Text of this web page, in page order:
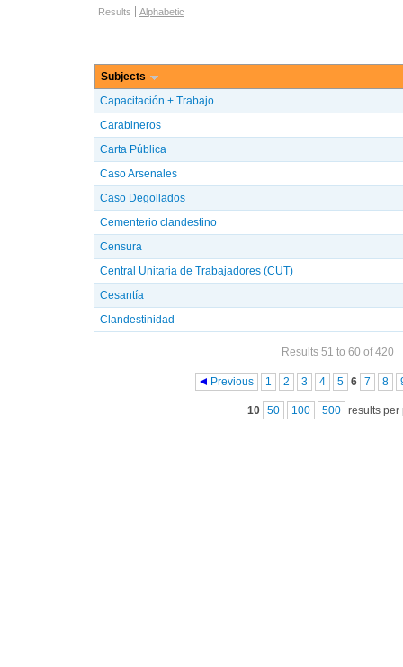
Browse options
Results Alphabetic
Subjects
Capacitación + Trabajo
Carabineros
Carta Pública
Caso Arsenales
Caso Degollados
Cementerio clandestino
Censura
Central Unitaria de Trabajadores (CUT)
Cesantía
Clandestinidad
Results 51 to 60 of 420
Previous 1 2 3 4 5 6 7 8
10 50 100 500 results per